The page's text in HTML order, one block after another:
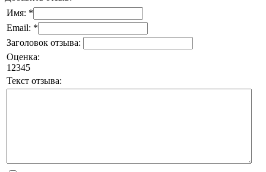
Имя: *
Email: *
Заголовок отзыва:
Оценка:
1 2345
Текст отзыва: